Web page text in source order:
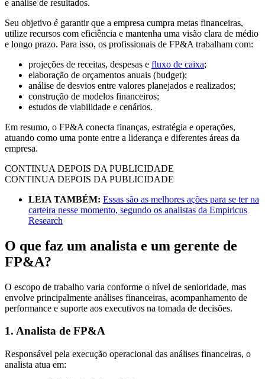
e análise de resultados.
Seu objetivo é garantir que a empresa cumpra metas financeiras,
utilize recursos com eficiência e mantenha uma visão clara de médio
e longo prazo. Para isso, os profissionais de FP&A trabalham com:
projeções de receitas, despesas e fluxo de caixa;
elaboração de orçamentos anuais (budget);
análise de desvios entre valores planejados e realizados;
construção de modelos financeiros;
estudos de viabilidade e cenários.
Em resumo, o FP&A conecta finanças, estratégia e operações,
atuando como uma ponte entre a liderança e diferentes áreas da
empresa.
CONTINUA DEPOIS DA PUBLICIDADE
CONTINUA DEPOIS DA PUBLICIDADE
LEIA TAMBÉM: Essas são as melhores ações para se ter na
carteira nesse momento, segundo os analistas da Empiricus
Research
O que faz um analista e um gerente de
FP&A?
O escopo de trabalho varia conforme o nível de senioridade, mas
envolve principalmente análises financeiras, acompanhamento de
performance e suporte aos executivos na tomada de decisões.
1. Analista de FP&A
Responsável pela execução operacional das análises financeiras, o
analista atua em: